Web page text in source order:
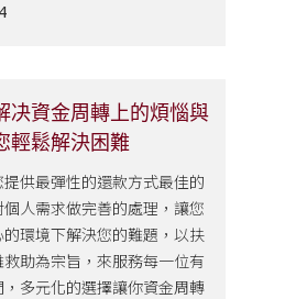
决資金周轉上的煩惱與
輕鬆解決困難
供最彈性的還款方式最佳的
人需求做完善的處理，讓您
環境下解決您的難題，以扶
助為宗旨，來服務每一位有
多元化的選擇讓你資金周轉